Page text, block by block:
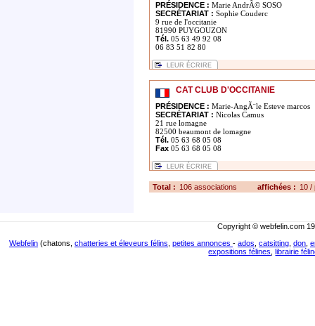
PRÉSIDENCE : Marie AndrÃ© SOSO
SECRÉTARIAT : Sophie Couderc
9 rue de l'occitanie
81990 PUYGOUZON
Tél. 05 63 49 92 08
06 83 51 82 80
LEUR ÉCRIRE
CAT CLUB D'OCCITANIE
PRÉSIDENCE : Marie-AngÃ¨le Esteve marcos
SECRÉTARIAT : Nicolas Camus
21 rue lomagne
82500 beaumont de lomagne
Tél. 05 63 68 05 08
Fax 05 63 68 05 08
LEUR ÉCRIRE
Total : 106 associations affichées : 10 /
Copyright © webfelin.com
Webfelin (chatons, chatteries et éleveurs félins petites annonces - ados catsitting don
expositions félines ,librairie